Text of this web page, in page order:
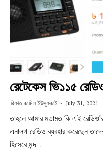
রেটেকেস ভি১১৫
রিফাত জামিল ইউসুফজাই July 31, 2021
তাহলে আমার মতামত কি এই
এনালগ রেডিও ব্যবহার করেছেন
হিসেবে মন্দ…